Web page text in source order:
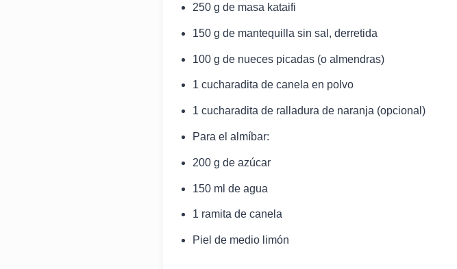
250 g de masa kataifi
150 g de mantequilla sin sal, derretida
100 g de nueces picadas (o almendras)
1 cucharadita de canela en polvo
1 cucharadita de ralladura de naranja (opcional)
Para el almíbar:
200 g de azúcar
150 ml de agua
1 ramita de canela
Piel de medio limón